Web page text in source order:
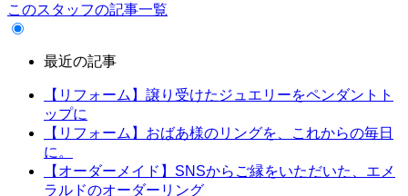
このスタッフの記事一覧
最近の記事
【リフォーム】譲り受けたジュエリーをペンダントト
ップに
【リフォーム】おばあ様のリングを、これからの毎日
に。
【オーダーメイド】SNSからご縁をいただいた、エメ
ラルドのオーダーリング